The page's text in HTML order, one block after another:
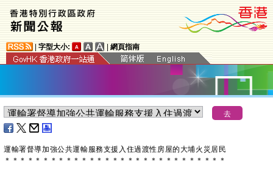
字型大小: 網頁指南
運輸署督導加強公共運輸服務支援入住過渡性房屋的大埔火災居民
＊ ＊ ＊ ＊ ＊ ＊ ＊ ＊ ＊ ＊ ＊ ＊ ＊ ＊ ＊ ＊ ＊ ＊ ＊ ＊ ＊ ＊ ＊ ＊ ＊ ＊ ＊ ＊ ＊